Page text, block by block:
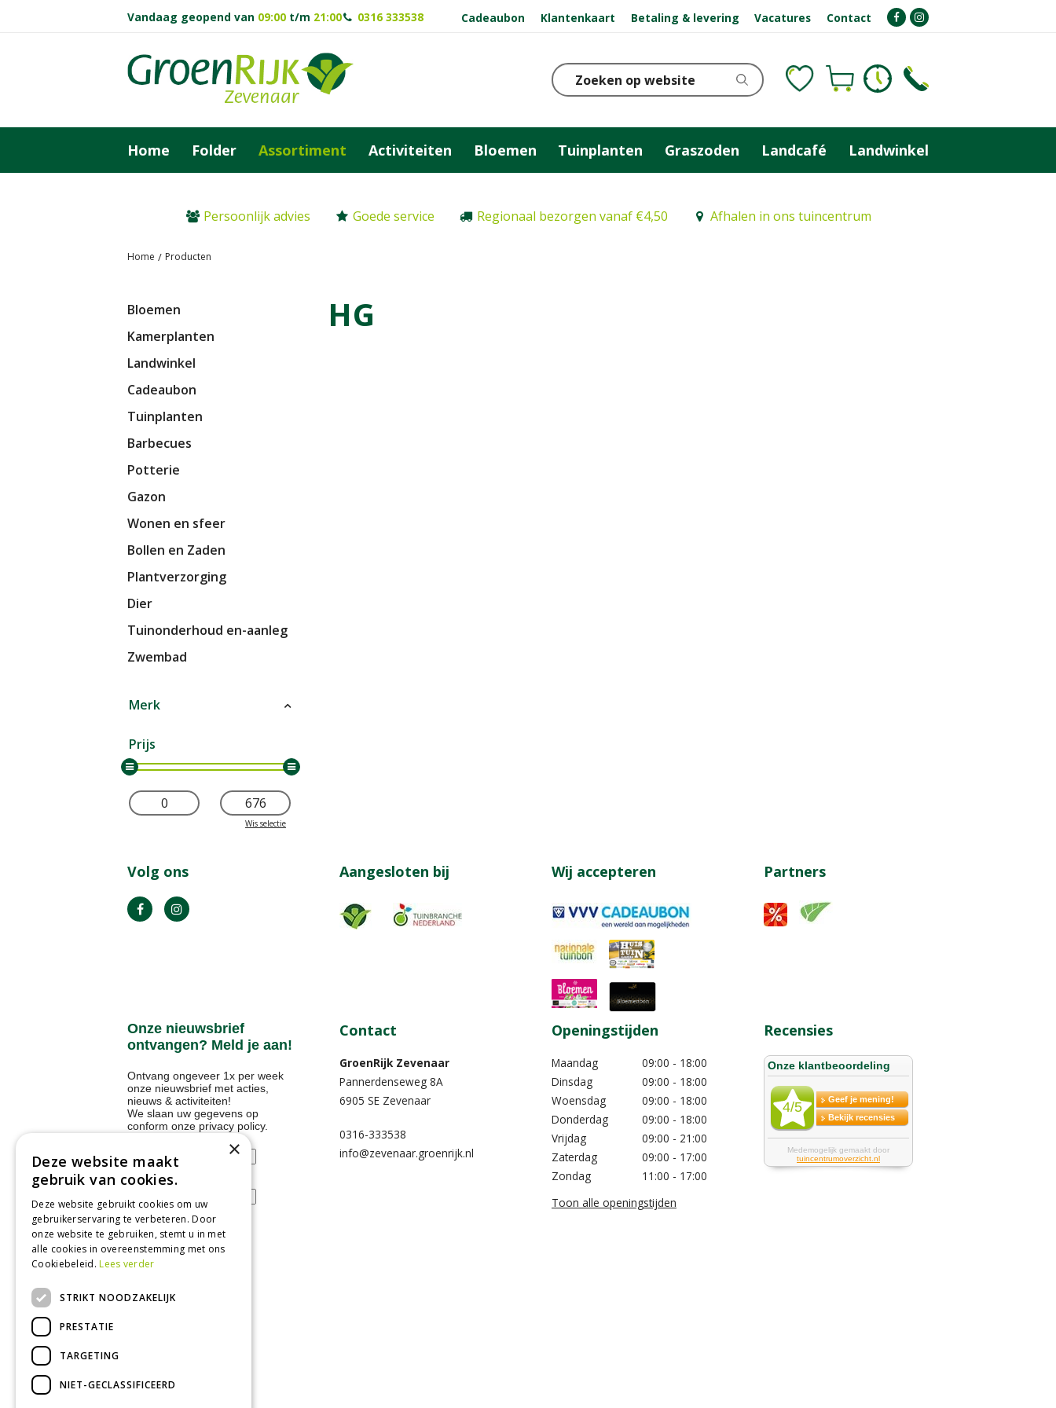
Persoonlijk advies Goede service Regionaal bezorgen vanaf €4,50 Afhalen in ons tuincentrum
Home Producten
Vandaag geopend van 09:00 t/m 21:00 0316 333538 Cadeaubon Klantenkaart Betaling & levering Vacatures Contact
Home Folder Assortiment Activiteiten Bloemen Tuinplanten Graszoden Landcafé Landwinkel
HG
Bloemen
Kamerplanten
Landwinkel
Cadeaubon
Tuinplanten
Barbecues
Potterie
Gazon
Wonen en sfeer
Bollen en Zaden
Plantverzorging
Dier
Tuinonderhoud en-aanleg
Zwembad
Merk
Prijs
Wis selectie
Volg ons Aangesloten bij Wij accepteren Partners
Onze nieuwsbrief
ontvangen? Meld je aan!
Ontvang ongeveer 1x per week
onze nieuwsbrief met acties,
nieuws & activiteiten!
We slaan uw gegevens op
conform onze privacy policy.
E-mailadres
Contact
GroenRijk Zevenaar​
Pannerdenseweg 8A
6905 SE Zevenaar
0316-333538
info@zevenaar.groenrijk.nl
Openingstijden
Maandag
09:00 - 18:00
Dinsdag
09:00 - 18:00
Woensdag
09:00 - 18:00
Donderdag
09:00 - 18:00
Vrijdag
09:00 - 21:00
Zaterdag
09:00 - 17:00
Zondag
11:00 - 17:00
Toon alle openingstijden
Recensies
Tuincentrum
Tuinplanten
×
Deze website maakt
gebruik van cookies.
Deze website gebruikt cookies om uw
gebruikerservaring te verbeteren. Door
onze website te gebruiken, stemt u in met
alle cookies in overeenstemming met ons
Cookiebeleid.Lees verder
STRIKT NOODZAKELIJK
PRESTATIE
TARGETING
NIET-GECLASSIFICEERD